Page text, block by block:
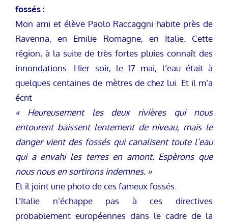
fossés :
Mon ami et élève Paolo Raccaggni habite près de
Ravenna, en Emilie Romagne, en Italie. Cette
région, à la suite de très fortes pluies connaît des
innondations. Hier soir, le 17 mai, l’eau était à
quelques centaines de mètres de chez lui. Et il m’a
écrit
« Heureusement les deux rivières qui nous
entourent baissent lentement de niveau, mais le
danger vient des fossés qui canalisent toute l’eau
qui a envahi les terres en amont. Espèrons que
nous nous en sortirons indemnes. »
Et il joint une photo de ces fameux fossés.
L’Italie n’échappe pas à ces directives
probablement européennes dans le cadre de la